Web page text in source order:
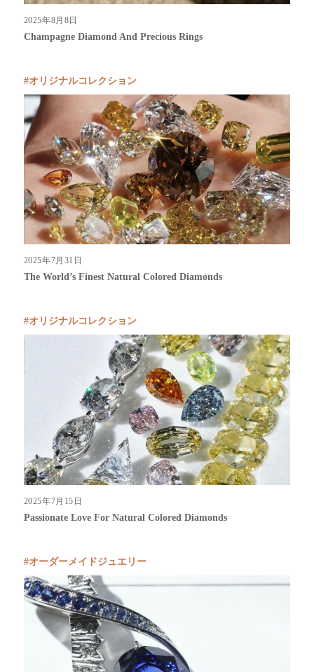
2025年8月8日
Champagne Diamond And Precious Rings
オリジナルコレクション
2025年7月31日
The World’s Finest Natural Colored Diamonds
オリジナルコレクション
2025年7月15日
Passionate Love For Natural Colored Diamonds
オーダーメイドジュエリー